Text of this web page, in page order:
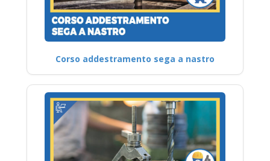
Corso addestramento sega a nastro